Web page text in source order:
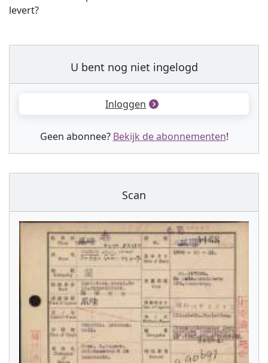
levert?
U bent nog niet ingelogd
Inloggen
Geen abonnee? Bekijk de abonnementen!
Scan